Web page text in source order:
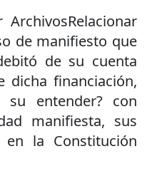
de manifiesto que
de su cuenta
dicha financiación,
entender? con
manifiesta, sus
en la Constitución